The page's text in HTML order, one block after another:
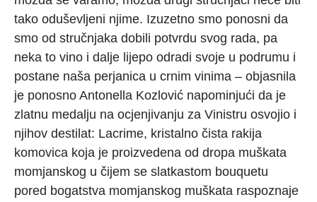
tako oduševljeni njime. Izuzetno smo ponosni da
smo od stručnjaka dobili potvrdu svog rada, pa
neka to vino i dalje lijepo odradi svoje u podrumu i
postane naša perjanica u crnim vinima – objasnila
je ponosno Antonella Kozlović napominjući da je
zlatnu medalju na ocjenjivanju za Vinistru osvojio i
njihov destilat: Lacrime, kristalno čista rakija
komovica koja je proizvedena od dropa muškata
momjanskog u čijem se slatkastom bouquetu
pored bogatstva momjanskog muškata raspoznaje